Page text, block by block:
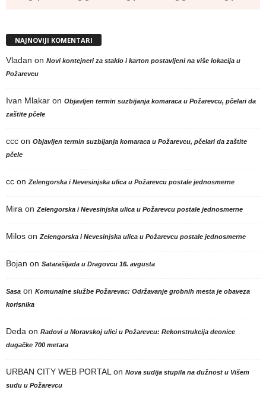
NAJNOVIJI KOMENTARI
Vladan on Novi kontejneri za staklo i karton postavljeni na više lokacija u
Požarevcu
Ivan Mlakar on Objavljen termin suzbijanja komaraca u Požarevcu, pčelari da
zaštite pčele
ccc on Objavljen termin suzbijanja komaraca u Požarevcu, pčelari da zaštite
pčele
cc on Zelengorska i Nevesinjska ulica u Požarevcu postale jednosmerne
Mira on Zelengorska i Nevesinjska ulica u Požarevcu postale jednosmerne
Milos on Zelengorska i Nevesinjska ulica u Požarevcu postale jednosmerne
Bojan on Satarašijada u Dragovcu 16. avgusta
Sasa on Komunalne službe Požarevac: Održavanje grobnih mesta je obaveza
korisnika
Deda on Radovi u Moravskoj ulici u Požarevcu: Rekonstrukcija deonice
dugačke 700 metara
URBAN CITY WEB PORTAL on Nova sudija stupila na dužnost u Višem
sudu u Požarevcu